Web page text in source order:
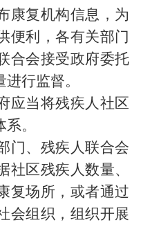
康复机构信息，为
便利，各有关部门
合会接受政府委托
行监督。
当将残疾人社区
。
门、残疾人联合会
社区残疾人数量、
复场所，或者通过
会组织，组织开展